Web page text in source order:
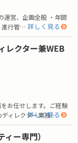
運営、企画全般 ・年間
進行管… 詳しく見る
レクター兼WEB
お任せします。ご経験
ディレクター業務…
詳しく見る
ー専門）